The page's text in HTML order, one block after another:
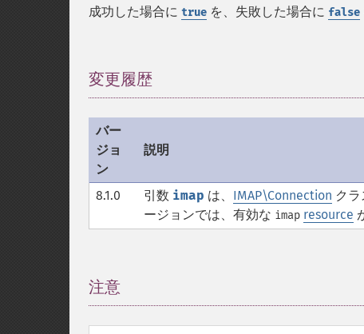
成功した場合に true を、失敗した場合に false
変更履歴
バー
ジョ
ン
説明
8.1.0 引数 imap は、 IMAP\Connection ク
ージョンでは、有効な imap resource
注意